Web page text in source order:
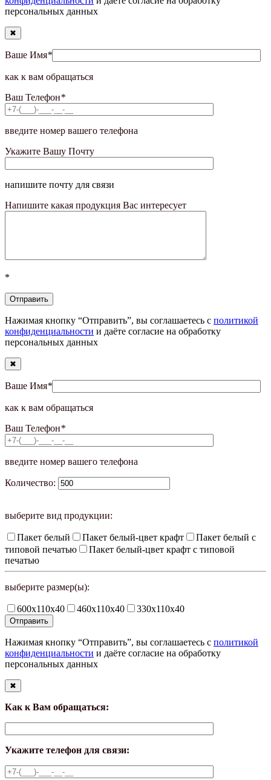
персональных данных
✖
Ваше Имя*
как к вам обращаться
Ваш Телефон*
введите номер вашего телефона
Укажите Вашу Почту
напишите почту для связи
Напишите какая продукция Вас интересует
*
Нажимая кнопку “Отправить”, вы соглашаетесь с политикой
конфиденциальности и даёте согласие на обработку
персональных данных
✖
Ваше Имя*
как к вам обращаться
Ваш Телефон*
введите номер вашего телефона
Количество:
выберите вид продукции:
Пакет белый Пакет белый-цвет крафт
Пакет белый с
типовой печатью
Пакет белый-цвет крафт с типовой
печатью
выберите размер(ы):
600х110х40 460х110х40 330х110х40
Нажимая кнопку “Отправить”, вы соглашаетесь с политикой
конфиденциальности и даёте согласие на обработку
персональных данных
✖
Как к Вам обращаться:
Укажите телефон для связи: